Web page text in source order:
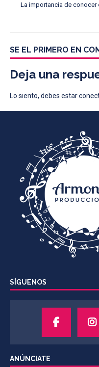
La importancia de conocer
SE EL PRIMERO EN
Deja una
Lo siento, debes estar
SÍGUENOS
ANÚNCIATE